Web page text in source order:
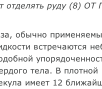
отделять руду (8)
обычно
встречаются
тела. В плотной
имеет 12